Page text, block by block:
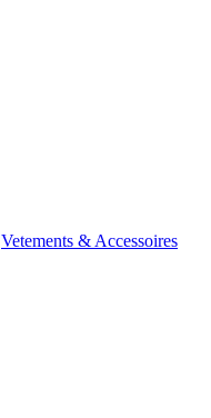
Vetements & Accessoires